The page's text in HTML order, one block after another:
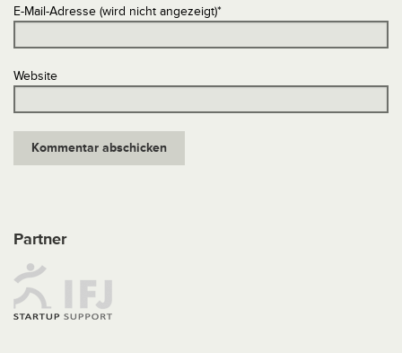
E-Mail-Adresse (wird nicht angezeigt)*
Website
Partner